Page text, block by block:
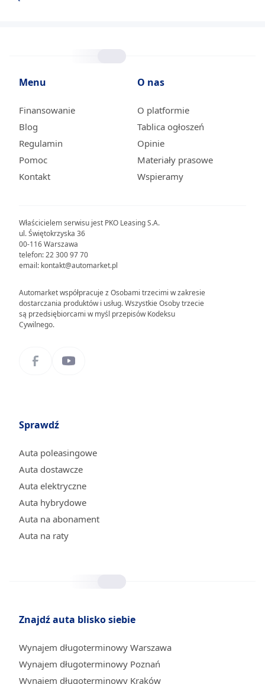
Właścicielem serwisu jest PKO Leasing S.A.
ul. Świętokrzyska 36
00-116 Warszawa
telefon: 22 300 97 70
email: kontakt@automarket.pl
Automarket współpracuje z Osobami trzecimi w zakresie
dostarczania produktów i usług. Wszystkie Osoby trzecie
są przedsiębiorcami w myśl przepisów Kodeksu
Cywilnego.
Menu
Finansowanie
Blog
Regulamin
Pomoc
Kontakt
O nas
O platformie
Tablica ogłoszeń
Opinie
Materiały prasowe
Wspieramy
Sprawdź
Auta poleasingowe
Auta dostawcze
Auta elektryczne
Auta hybrydowe
Auta na abonament
Auta na raty
Znajdź auta blisko siebie
Wynajem długoterminowy Warszawa
Wynajem długoterminowy Poznań
Wynajem długoterminowy Kraków